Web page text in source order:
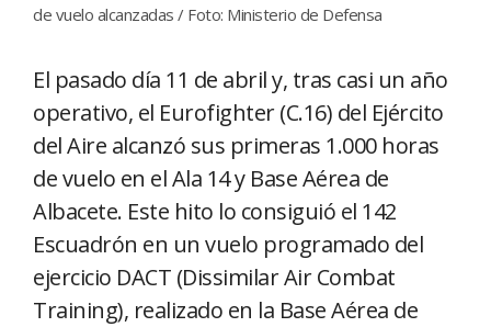
de vuelo alcanzadas / Foto: Ministerio de Defensa
El pasado día 11 de abril y, tras casi un año
operativo, el Eurofighter (C.16) del Ejército
del Aire alcanzó sus primeras 1.000 horas
de vuelo en el Ala 14 y Base Aérea de
Albacete. Este hito lo consiguió el 142
Escuadrón en un vuelo programado del
ejercicio DACT (Dissimilar Air Combat
Training), realizado en la Base Aérea de